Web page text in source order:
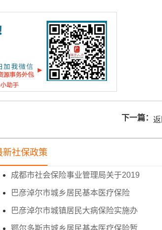
下一篇：
新社保政策
成都市社会保险事业管理局关于2019
巴彦淖尔市城乡居民基本医疗保险
巴彦淖尔市城镇居民大病保险实施办
鄂尔多斯市城乡居民基本医疗保险暂